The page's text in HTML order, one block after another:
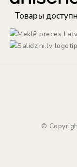
Товары
©